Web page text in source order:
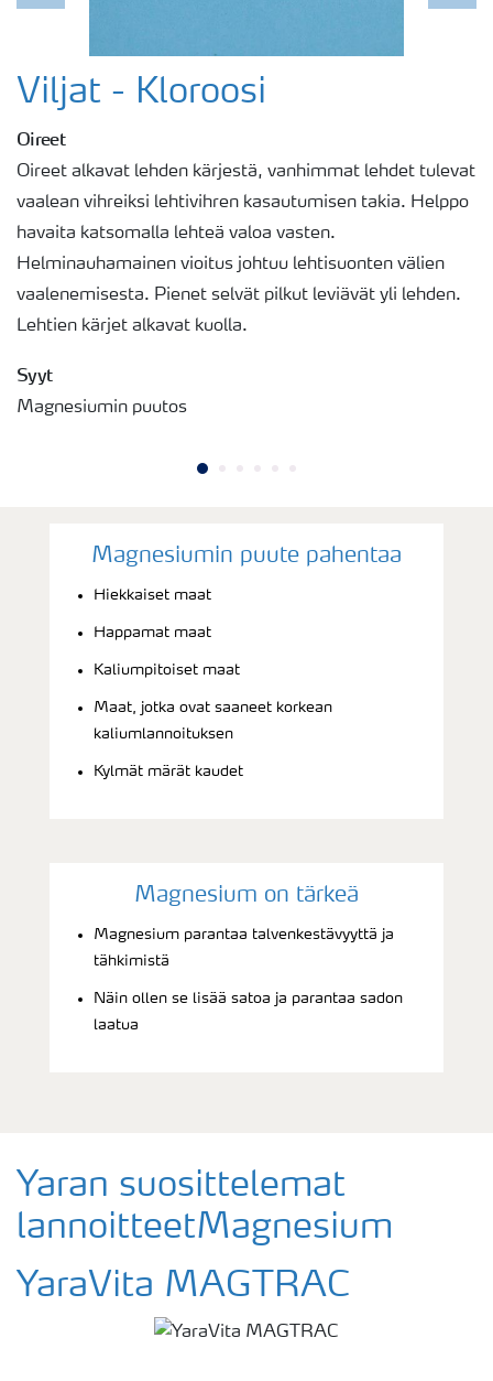
Viljat - Kloroosi
Oireet
Oireet alkavat lehden kärjestä, vanhimmat lehdet tulevat
vaalean vihreiksi lehtivihren kasautumisen takia. Helppo
havaita katsomalla lehteä valoa vasten.
Helminauhamainen vioitus johtuu lehtisuonten välien
vaalenemisesta. Pienet selvät pilkut leviävät yli lehden.
Lehtien kärjet alkavat kuolla.
Syyt
Magnesiumin puutos
Magnesiumin puute pahentaa
Hiekkaiset maat
Happamat maat
Kaliumpitoiset maat
Maat, jotka ovat saaneet korkean
kaliumlannoituksen
Kylmät märät kaudet
Magnesium on tärkeä
Magnesium parantaa talvenkestävyyttä ja
tähkimistä
Näin ollen se lisää satoa ja parantaa sadon
laatua
Yaran suosittelemat
lannoitteetMagnesium
YaraVita MAGTRAC